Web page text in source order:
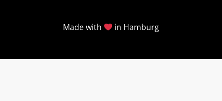
Made with in Hamburg